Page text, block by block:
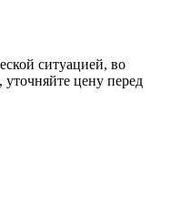
ситуацией, во
цену перед